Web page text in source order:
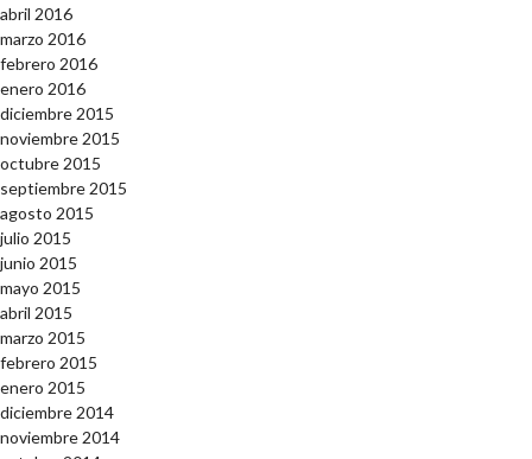
abril 2016
marzo 2016
febrero 2016
enero 2016
diciembre 2015
noviembre 2015
octubre 2015
septiembre 2015
agosto 2015
julio 2015
junio 2015
mayo 2015
abril 2015
marzo 2015
febrero 2015
enero 2015
diciembre 2014
noviembre 2014